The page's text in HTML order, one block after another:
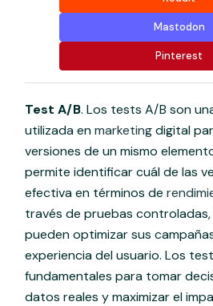
Mastodon
Pinterest
Test A/B. Los tests A/B son
utilizada enmarketingdigital
versiones de un mismo
permite identificar cuál de las
efectiva en términos de
través de pruebas controladas,
pueden optimizar sus
experiencia del usuario. Los
fundamentales para tomar
datos reales y maximizar el